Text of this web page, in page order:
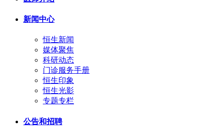
新闻中心
恒生新闻
媒体聚焦
科研动态
门诊服务手册
恒生印象
恒生光影
专题专栏
公告和招聘